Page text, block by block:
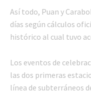
Así todo, Puan y
días según cálculos
histórico al cual tuvo
Los eventos de
las dos primeras
línea de subterráneos